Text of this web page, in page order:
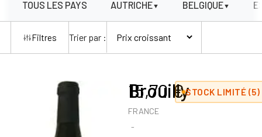
TOUS LES PAYS AUTRICHE▼ BELGIQUE▼
Filtres Trier par :
Brouilly
FRANCE
15,70€STOCK LIMITÉ (5)